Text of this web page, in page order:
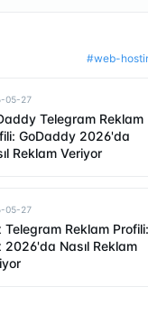
#web-
05-27
Telegram Reklam
GoDaddy 2026'da
Reklam Veriyor
05-27
Telegram Reklam Profili:
2026'da Nasıl Reklam